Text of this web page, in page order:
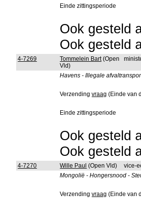
Einde zittingsperiode
Ook gesteld
Ook gesteld
4-7269 Tommelein Bart(Open
Vld)
Havens - Illegale
Verzendingvraag (Einde van
Einde zittingsperiode
Ook gesteld
Ook gesteld
4-7270 Wille Paul (Open Vld)
vice-
Mongolië - Hongersnood -
Verzendingvraag (Einde van